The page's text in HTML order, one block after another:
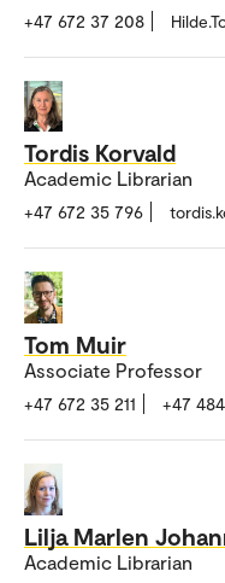
+47 672 37 208
Tordis Korvald
Academic Librarian
+47 672 35 796
Tom Muir
Associate Professor
+47 672 35 211 +47
Lilja Marlen
Academic Librarian